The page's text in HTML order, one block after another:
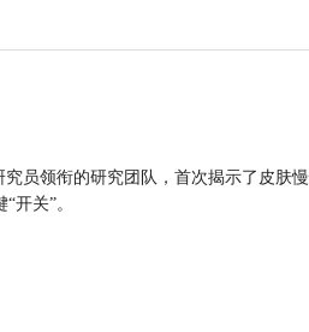
员领衔的研究团队，首次揭示了皮肤
开关”。